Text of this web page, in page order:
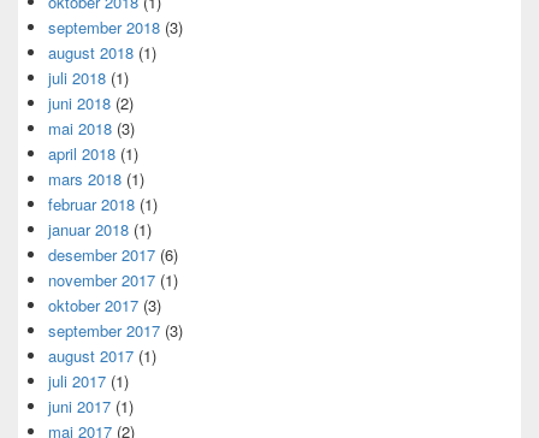
september 2018 (3)
august 2018 (1)
juli 2018 (1)
juni 2018 (2)
mai 2018 (3)
april 2018 (1)
mars 2018 (1)
februar 2018 (1)
januar 2018 (1)
desember 2017 (6)
november 2017 (1)
oktober 2017 (3)
september 2017 (3)
august 2017 (1)
juli 2017 (1)
juni 2017 (1)
mai 2017 (2)